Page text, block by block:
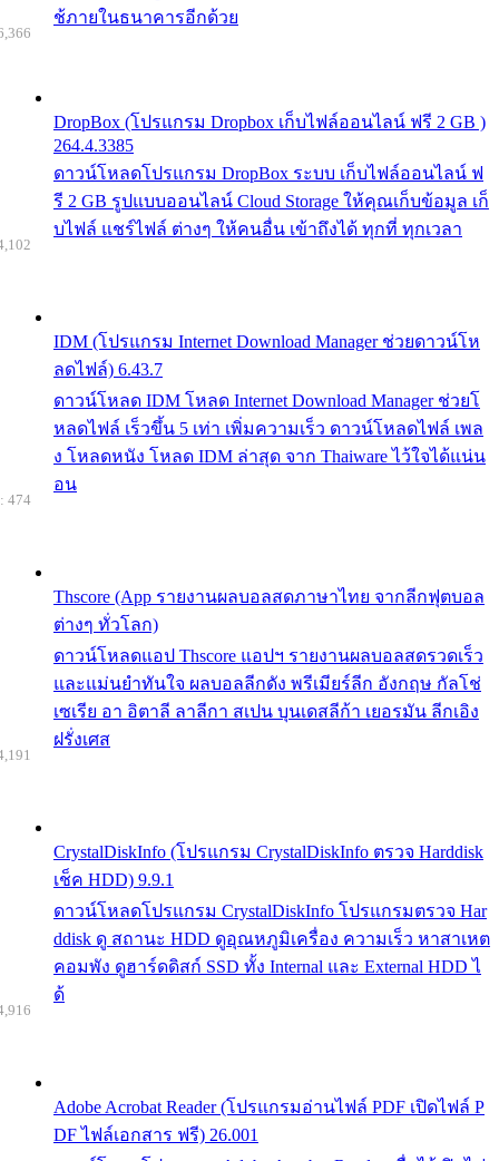
ช้ภายในธนาคารอีกด้วย
DropBox (โปรแกรม Dropbox เก็บไฟล์ออนไลน์ ฟรี 2 GB )
264.4.3385
ดาวน์โหลดโปรแกรม DropBox ระบบ เก็บไฟล์ออนไลน์ ฟ
รี 2 GB รูปแบบออนไลน์ Cloud Storage ให้คุณเก็บข้อมูล เก็
บไฟล์ แชร์ไฟล์ ต่างๆ ให้คนอื่น เข้าถึงได้ ทุกที่ ทุกเวลา
IDM (โปรแกรม Internet Download Manager ช่วยดาวน์โห
ลดไฟล์) 6.43.7
ดาวน์โหลด IDM โหลด Internet Download Manager ช่วยโ
หลดไฟล์ เร็วขึ้น 5 เท่า เพิ่มความเร็ว ดาวน์โหลดไฟล์ เพล
ง โหลดหนัง โหลด IDM ล่าสุด จาก Thaiware ไว้ใจได้แน่น
อน
Thscore (App รายงานผลบอลสดภาษาไทย จากลีกฟุตบอล
ต่างๆ ทั่วโลก)
ดาวน์โหลดแอป Thscore แอปฯ รายงานผลบอลสดรวดเร็ว
และแม่นยำทันใจ ผลบอลลีกดัง พรีเมียร์ลีก อังกฤษ กัลโช่
เซเรีย อา อิตาลี ลาลีกา สเปน บุนเดสลีก้า เยอรมัน ลีกเอิง
ฝรั่งเศส
474
CrystalDiskInfo (โปรแกรม CrystalDiskInfo ตรวจ Harddisk
เช็ค HDD) 9.9.1
ดาวน์โหลดโปรแกรม CrystalDiskInfo โปรแกรมตรวจ Har
ddisk ดู สถานะ HDD ดูอุณหภูมิเครื่อง ความเร็ว หาสาเหต
คอมพัง ดูฮาร์ดดิสก์ SSD ทั้ง Internal และ External HDD ไ
ด้
Adobe Acrobat Reader (โปรแกรมอ่านไฟล์ PDF เปิดไฟล์ P
DF ไฟล์เอกสาร ฟรี) 26.001